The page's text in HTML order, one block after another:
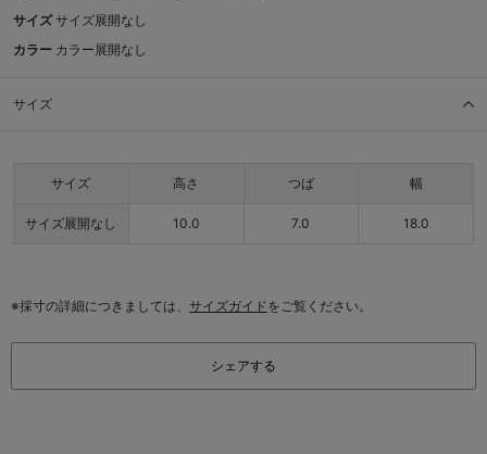
サイズ サイズ展開なし
カラー カラー展開なし
サイズ
サイズ 高さ つば 幅
サイズ展開なし 10.0 7.0 18.0
※採寸の詳細につきましては、 サイズガイドをご覧ください。
シェアする